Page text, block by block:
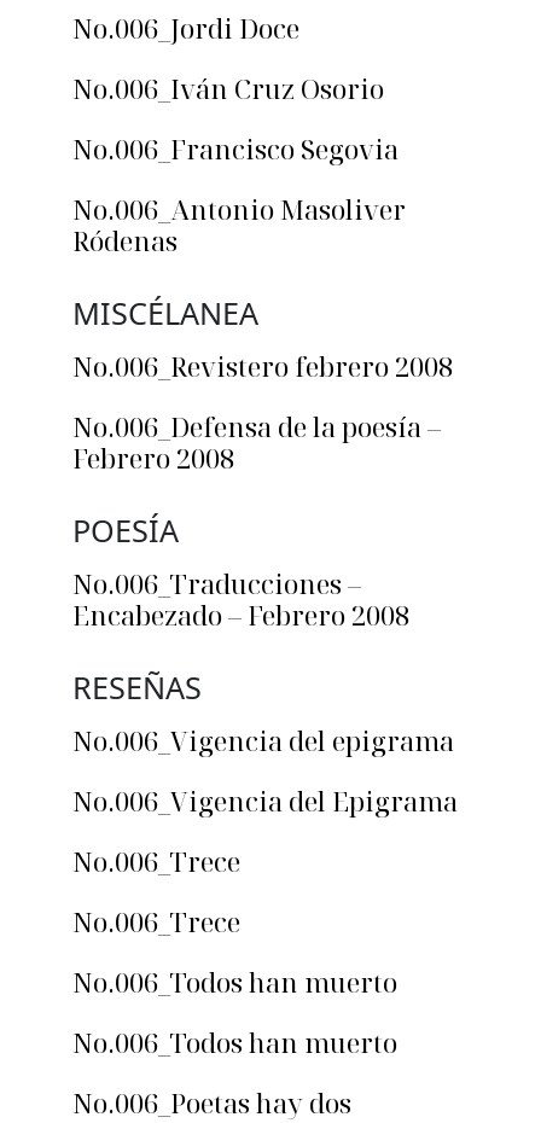
No.006_Jordi Doce
No.006_Iván Cruz Osorio
No.006_Francisco Segovia
No.006_Antonio Masoliver
Ródenas
MISCÉLANEA
No.006_Revistero febrero 2008
No.006_Defensa de la poesía –
Febrero 2008
POESÍA
No.006_Traducciones –
Encabezado – Febrero 2008
RESEÑAS
No.006_Vigencia del epigrama
No.006_Vigencia del Epigrama
No.006_Trece
No.006_Trece
No.006_Todos han muerto
No.006_Todos han muerto
No.006_Poetas hay dos